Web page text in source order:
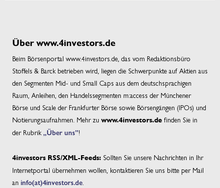
Über www.4investors.de
Beim Börsenportal www.4investors.de, das vom Redaktionsbüro
Stoffels & Barck betrieben wird, liegen die Schwerpunkte auf Aktien aus
den Segmenten Mid- und Small Caps aus dem deutschsprachigen
Raum, Anleihen, den Handelssegmenten m:access der Münchener
Börse und Scale der Frankfurter Börse sowie Börsengängen (IPOs) und
Notierungsaufnahmen. Mehr zu www.4investors.de finden Sie in
der Rubrik„Über uns”!
4investors RSS/XML-Feeds: Sollten Sie unsere Nachrichten in Ihr
Internetportal übernehmen wollen, kontaktieren Sie uns bitte per Mail
an info(at)4investors.de.